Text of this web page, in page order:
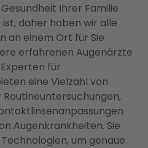
Ihrer Familie
daher haben wir alle
an einem Ort für Sie
erfahrenen Augenärzte
für
eine Vielzahl von
Augenkrankheiten. Sie
um genaue